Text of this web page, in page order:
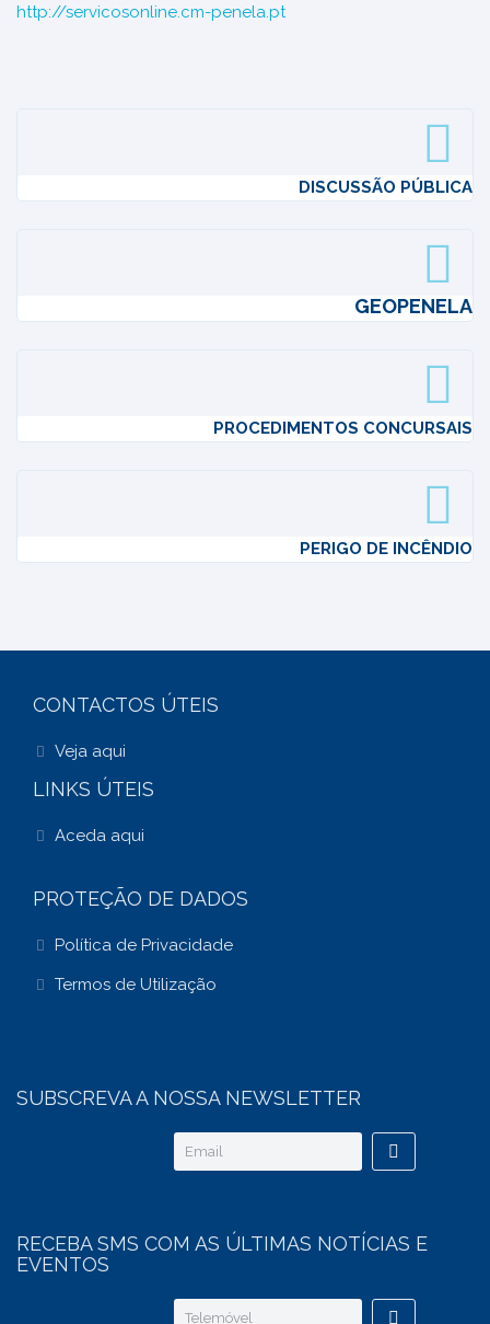
http://servicosonline.cm-penela.pt
DISCUSSÃO PÚBLICA
GEOPENELA
PROCEDIMENTOS CONCURSAIS
PERIGO DE INCÊNDIO
CONTACTOS ÚTEIS
Veja aqui
LINKS ÚTEIS
Aceda aqui
PROTEÇÃO DE DADOS
Política de Privacidade
Termos de Utilização
SUBSCREVA A NOSSA NEWSLETTER
RECEBA SMS COM AS ÚLTIMAS NOTÍCIAS E
EVENTOS